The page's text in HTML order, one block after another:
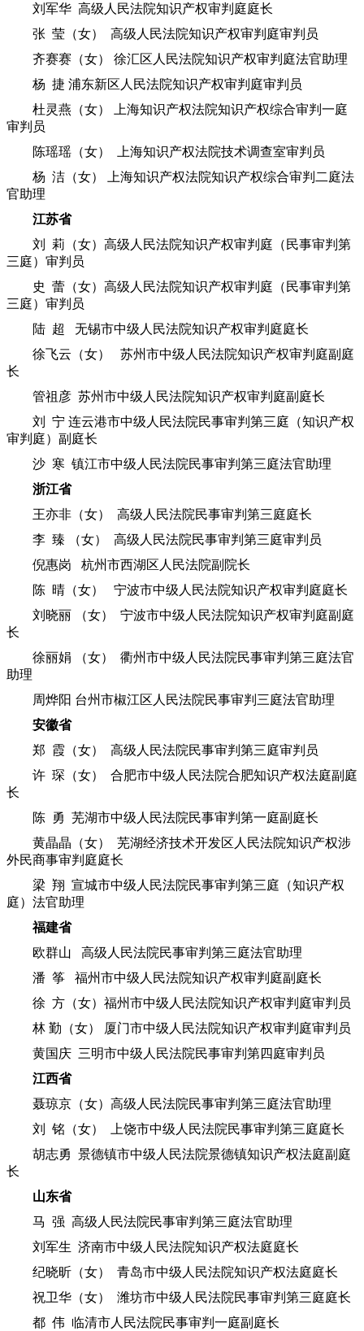
刘军华 高级人民法院知识产权审判庭庭长
张 莹（女） 高级人民法院知识产权审判庭审判员
齐赛赛（女） 徐汇区人民法院知识产权审判庭法官助理
杨 捷 浦东新区人民法院知识产权审判庭审判员
杜灵燕（女） 上海知识产权法院知识产权综合审判一庭
审判员
陈瑶瑶（女） 上海知识产权法院技术调查室审判员
杨 洁（女） 上海知识产权法院知识产权综合审判二庭法
官助理
江苏省
刘 莉（女）高级人民法院知识产权审判庭（民事审判第
三庭）审判员
史 蕾（女）高级人民法院知识产权审判庭（民事审判第
三庭）审判员
陆 超 无锡市中级人民法院知识产权审判庭庭长
徐飞云（女） 苏州市中级人民法院知识产权审判庭副庭
长
管祖彦 苏州市中级人民法院知识产权审判庭副庭长
刘 宁 连云港市中级人民法院民事审判第三庭（知识产权
审判庭）副庭长
沙 寒 镇江市中级人民法院民事审判第三庭法官助理
浙江省
王亦非（女） 高级人民法院民事审判第三庭庭长
李 臻 （女） 高级人民法院民事审判第三庭审判员
倪惠岗 杭州市西湖区人民法院副院长
陈 晴（女） 宁波市中级人民法院知识产权审判庭庭长
刘晓丽 （女） 宁波市中级人民法院知识产权审判庭副庭
长
徐丽娟 （女） 衢州市中级人民法院民事审判第三庭法官
助理
周烨阳 台州市椒江区人民法院民事审判三庭法官助理
安徽省
郑 霞（女） 高级人民法院民事审判第三庭审判员
许 琛（女） 合肥市中级人民法院合肥知识产权法庭副庭
长
陈 勇 芜湖市中级人民法院民事审判第一庭副庭长
黄晶晶（女） 芜湖经济技术开发区人民法院知识产权涉
外民商事审判庭庭长
梁 翔 宣城市中级人民法院民事审判第三庭（知识产权
庭）法官助理
福建省
欧群山 高级人民法院民事审判第三庭法官助理
潘 筝 福州市中级人民法院知识产权审判庭副庭长
徐 方（女）福州市中级人民法院知识产权审判庭审判员
林 勤（女） 厦门市中级人民法院知识产权审判庭审判员
黄国庆 三明市中级人民法院民事审判第四庭审判员
江西省
聂琼京（女）高级人民法院民事审判第三庭法官助理
刘 铭（女） 上饶市中级人民法院民事审判第三庭庭长
胡志勇 景德镇市中级人民法院景德镇知识产权法庭副庭
长
山东省
马 强 高级人民法院民事审判第三庭法官助理
刘军生 济南市中级人民法院知识产权法庭庭长
纪晓昕（女） 青岛市中级人民法院知识产权法庭庭长
祝卫华（女） 潍坊市中级人民法院民事审判第三庭庭长
都 伟 临清市人民法院民事审判一庭副庭长